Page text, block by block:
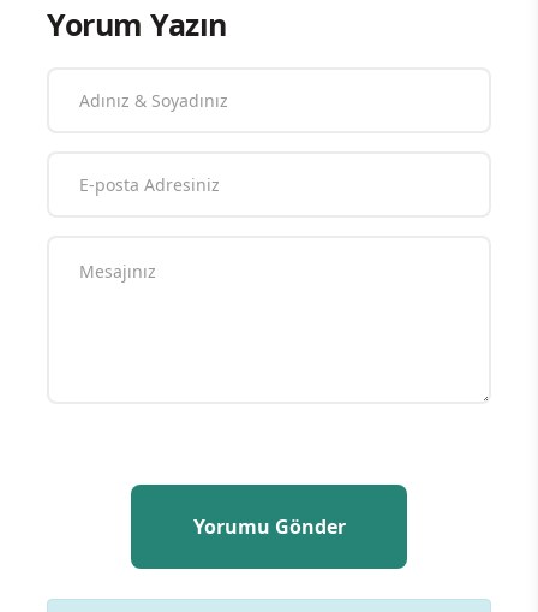
Yorum Yazın